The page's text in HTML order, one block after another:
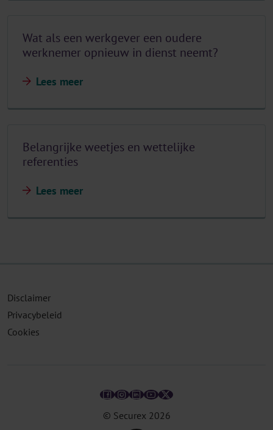
Wat als een werkgever een oudere
werknemer opnieuw in dienst neemt?
Lees meer
Belangrijke weetjes en wettelijke
referenties
Lees meer
© Securex 2026
Disclaimer
Privacybeleid
Cookies